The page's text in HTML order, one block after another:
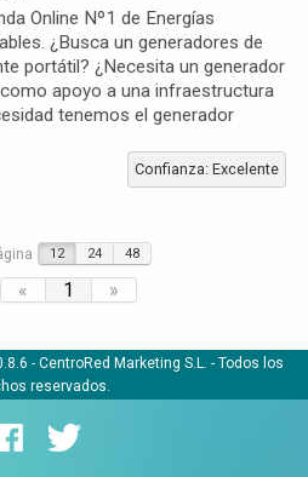
Online Nº1 de Energías
¿Busca un generadores de
portátil? ¿Necesita un generador
apoyo a una infraestructura
tenemos el generador
Confianza: Excelente
12 24 48
« 1 »
- CentroRed Marketing S.L. - Todos los
reservados.